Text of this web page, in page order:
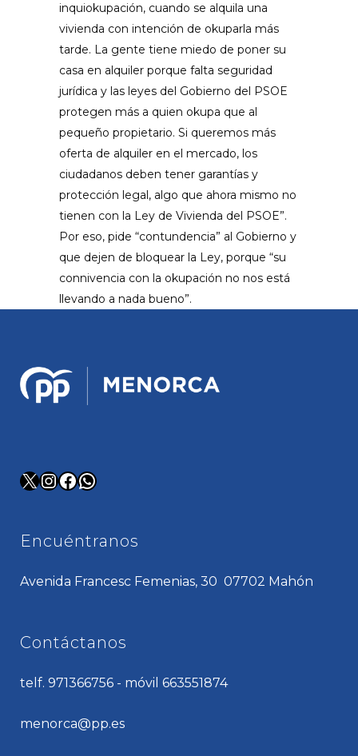
inquiokupación, cuando se alquila una
vivienda con intención de okuparla más
tarde. La gente tiene miedo de poner su
casa en alquiler porque falta seguridad
jurídica y las leyes del Gobierno del PSOE
protegen más a quien okupa que al
pequeño propietario. Si queremos más
oferta de alquiler en el mercado, los
ciudadanos deben tener garantías y
protección legal, algo que ahora mismo no
tienen con la Ley de Vivienda del PSOE”.
Por eso, pide “contundencia” al Gobierno y
que dejen de bloquear la Ley, porque “su
connivencia con la okupación no nos está
llevando a nada bueno”.
X Instagram
Facebook
WhatsApp
Encuéntranos
Avenida Francesc Femenias, 30 07702 Mahón
Contáctanos
telf. 971366756 - móvil 663551874
menorca@pp.es